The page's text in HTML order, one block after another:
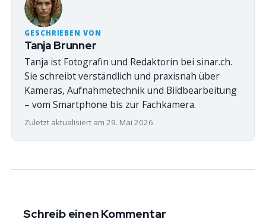
GESCHRIEBEN VON
Tanja Brunner
Tanja ist Fotografin und Redaktorin bei sinar.ch.
Sie schreibt verständlich und praxisnah über
Kameras, Aufnahmetechnik und Bildbearbeitung
– vom Smartphone bis zur Fachkamera.
Zuletzt aktualisiert am 29. Mai 2026
Schreib einen Kommentar